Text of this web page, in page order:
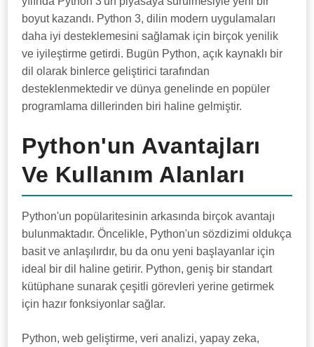
boyut kazandı. Python 3, dilin modern uygulamaları
daha iyi desteklemesini sağlamak için birçok yenilik
ve iyileştirme getirdi. Bugün Python, açık kaynaklı bir
dil olarak binlerce geliştirici tarafından
desteklenmektedir ve dünya genelinde en popüler
programlama dillerinden biri haline gelmiştir.
Python'un Avantajları
Ve Kullanım Alanları
Python'un popülaritesinin arkasında birçok avantajı
bulunmaktadır. Öncelikle, Python'un sözdizimi oldukça
basit ve anlaşılırdır, bu da onu yeni başlayanlar için
ideal bir dil haline getirir. Python, geniş bir standart
kütüphane sunarak çeşitli görevleri yerine getirmek
için hazır fonksiyonlar sağlar.
Python, web geliştirme, veri analizi, yapay zeka,